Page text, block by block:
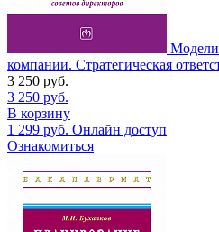
компании. Стратегическая
3 250 руб.
3 250 руб.
В корзину
1 299 руб. Онлайн доступ
Ознакомиться